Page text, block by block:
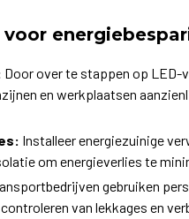
Door over te stappen op LED-
en werkplaatsen
Installeer energiezuinige
om energieverlies te
gebruiken
van lekkages en